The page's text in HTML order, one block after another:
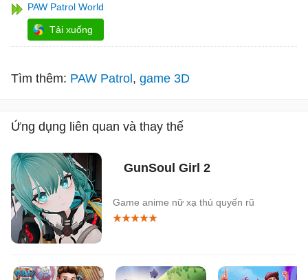
PAW Patrol World
Tải xuống
Tìm thêm: PAW Patrol game 3D
Ứng dụng liên quan và thay thế
GunSoul Girl 2
Game anime nữ xạ thủ quyến rũ